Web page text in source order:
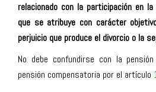
relacionado con la participación en
que se atribuye con carácter
perjuicio que produce el divorcio o la
No debe confundirse con la
pensión compensatoria por el artículo